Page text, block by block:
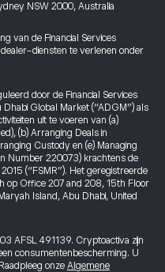
NSW 2000, Australia
van de Financial Services
diensten te verlenen onder
door de Financial Services
Global Market (“ADGM”) als
uit te voeren van (a)
(b) Arranging Deals in
Custody en (e) Managing
Number 220073) krachtens de
(“FSMR”). Het geregistreerde
op Office 207 and 208, 15th Floor
Island, Abu Dhabi, United
AFSL 491139. Cryptoactiva zijn
consumentenbescherming. U
onze Algemene